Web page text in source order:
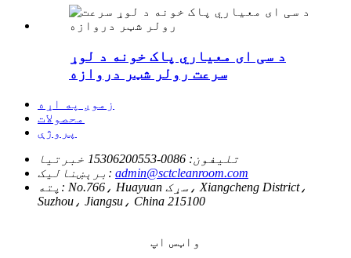
د سی ای معیاري پاک خونه د لوړ
سرعت رولر شټر دروازه
زموږ په اړه
محصولات
پروژې
تلیفون: 0086-15306200553 خبرتیا
برېښنالیک: admin@sctcleanroom.com
پته: No.766، Huayuan سړک، Xiangcheng District،
Suzhou، Jiangsu، China 215100
واټس اپ